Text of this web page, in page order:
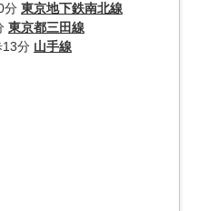
分 東京地下鉄南北線
東京都三田線
13分 山手線